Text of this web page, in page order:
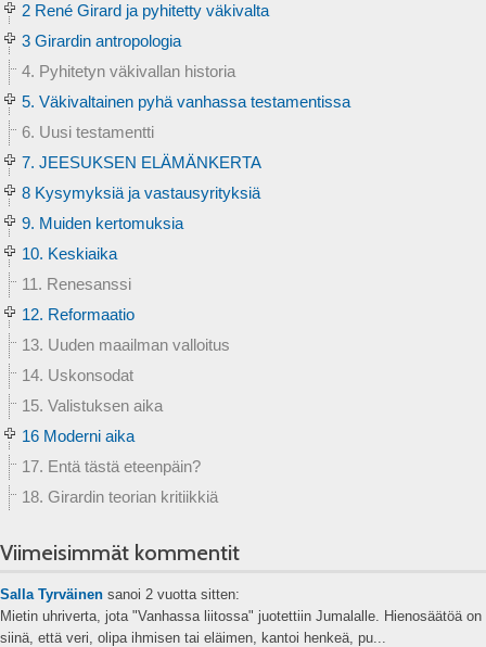
2 René Girard ja pyhitetty väkivalta
3 Girardin antropologia
4. Pyhitetyn väkivallan historia
5. Väkivaltainen pyhä vanhassa testamentissa
6. Uusi testamentti
7. JEESUKSEN ELÄMÄNKERTA
8 Kysymyksiä ja vastausyrityksiä
9. Muiden kertomuksia
10. Keskiaika
11. Renesanssi
12. Reformaatio
13. Uuden maailman valloitus
14. Uskonsodat
15. Valistuksen aika
16 Moderni aika
17. Entä tästä eteenpäin?
18. Girardin teorian kritiikkiä
Viimeisimmät kommentit
Salla Tyrväinen sanoi 2 vuotta sitten:
Mietin uhriverta, jota "Vanhassa liitossa" juotettiin Jumalalle. Hienosäätöä on
siinä, että veri, olipa ihmisen tai eläimen, kantoi henkeä, pu...